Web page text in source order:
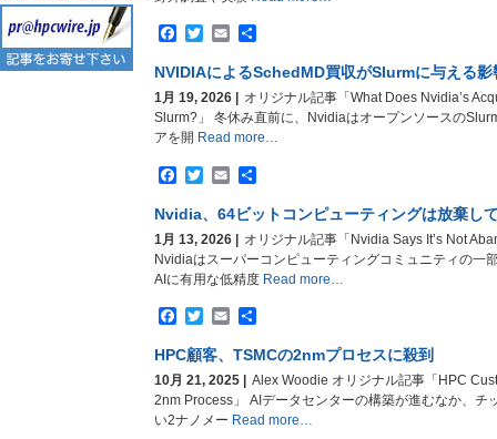
Facebook
TwitterEmail
共
NVIDIAによるSchedMD買収がSlurmに与える影
1月 19, 2026 |
オリジナル記事「What Does Nvidia’s
Slurm?」 冬休み直前に、Nvidiaはオープンソースの
アを開 Read more…
Facebook
TwitterEmail
共
Nvidia、64ビットコンピューティングは放棄し
1月 13, 2026 | オリジナル記事「Nvidia Says It’s Not
Nvidiaはスーパーコンピューティングコミュニティの一
AIに有用な低精度Read more…
Facebook
TwitterEmail
共
HPC顧客、TSMCの2nmプロセスに殺到
10月 21, 2025 |
Alex Woodie オリジナル記事「HPC
2nm Process」 AIデータセンターの構築が進むなか、チ
い2ナノメー Read more…